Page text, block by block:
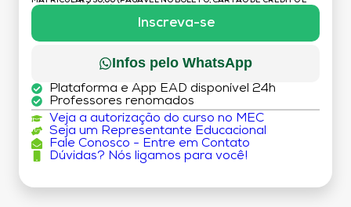
Inscreva-se
Infos pelo WhatsApp
Plataforma e App EAD disponível 24h
Professores renomados
Veja a autorização do curso no MEC
Seja um Representante Educacional
Fale Conosco - Entre em Contato
Dúvidas? Nós ligamos para você!